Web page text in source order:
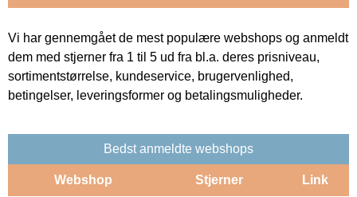
Vi har gennemgået de mest populære webshops og anmeldt
dem med stjerner fra 1 til 5 ud fra bl.a. deres prisniveau,
sortimentstørrelse, kundeservice, brugervenlighed,
betingelser, leveringsformer og betalingsmuligheder.
Bedst anmeldte webshops
Webshop Stjerner Link